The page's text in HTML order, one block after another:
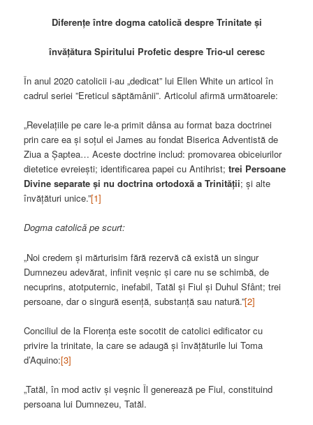
Diferențe între dogma catolică despre Trinitate și
învățătura Spiritului Profetic despre Trio-ul ceresc
În anul 2020 catolicii i-au „dedicat” lui Ellen White un articol în
cadrul seriei ”Ereticul săptămânii”. Articolul afirmă următoarele:
„Revelațiile pe care le-a primit dânsa au format baza doctrinei
prin care ea și soțul ei James au fondat Biserica Adventistă de
Ziua a Șaptea… Aceste doctrine includ: promovarea obiceiurilor
dietetice evreiești; identificarea papei cu Antihrist;trei Persoane
Divine separate și nu doctrina ortodoxă a Trinității; și alte
învățături unice.”[1]
Dogma catolică pe scurt:
„Noi credem și mărturisim fără rezervă că există un singur
Dumnezeu adevărat, infinit veșnic și care nu se schimbă, de
necuprins, atotputernic, inefabil, Tatăl și Fiul și Duhul Sfânt; trei
persoane, dar o singură esență, substanță sau natură.”[2]
Conciliul de la Florența este socotit de catolici edificator cu
privire la trinitate, la care se adaugă și învățăturile lui Toma
d’Aquino:[3]
„Tatăl, în mod activ și veșnic Îl generează pe Fiul, constituind
persoana lui Dumnezeu, Tatăl.